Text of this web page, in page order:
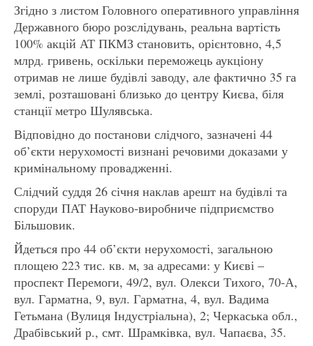
Згідно з листом Головного оперативного управління
Державного бюро розслідувань, реальна вартість
100% акцій АТ ПКМЗ становить, орієнтовно, 4,5
млрд. гривень, оскільки переможець аукціону
отримав не лише будівлі заводу, але фактично 35 га
землі, розташовані близько до центру Києва, біля
станції метро Шулявська.
Відповідно до постанови слідчого, зазначені 44
об’єкти нерухомості визнані речовими доказами у
кримінальному провадженні.
Слідчий суддя 26 січня наклав арешт на будівлі та
споруди ПАТ Науково-виробниче підприємство
Більшовик.
Йдеться про 44 об’єкти нерухомості, загальною
площею 223 тис. кв. м, за адресами: у Києві –
проспект Перемоги, 49/2, вул. Олекси Тихого, 70-А,
вул. Гарматна, 9, вул. Гарматна, 4, вул. Вадима
Гетьмана (Вулиця Індустріальна), 2; Черкаська обл.,
Драбівський р., смт. Шрамківка, вул. Чапаєва, 35.